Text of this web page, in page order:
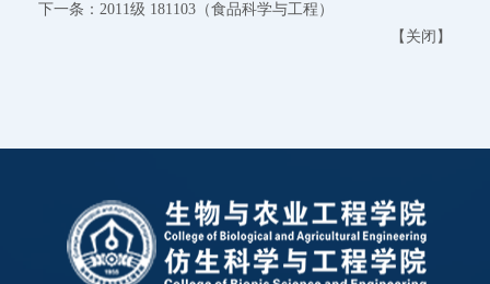
下一条： 2011级 181103（食品科学与工程）
【 关闭 】